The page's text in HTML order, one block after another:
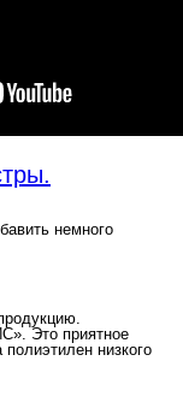
немного
Это приятное
низкого